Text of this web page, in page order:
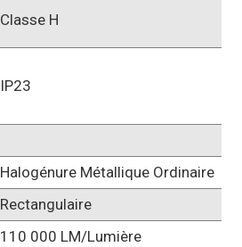
Classe H
IP23
Halogénure Métallique Ordinaire
Rectangulaire
110 000 LM/lumière